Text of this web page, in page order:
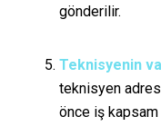
gönderilir.
Teknisyenin
teknisyen
önce iş